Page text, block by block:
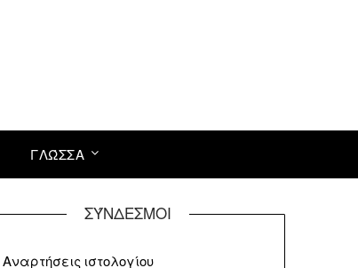
ΓΛΏΣΣΑ
ΣΎΝΔΕΣΜΟΙ
Αναρτήσεις ιστολογίου